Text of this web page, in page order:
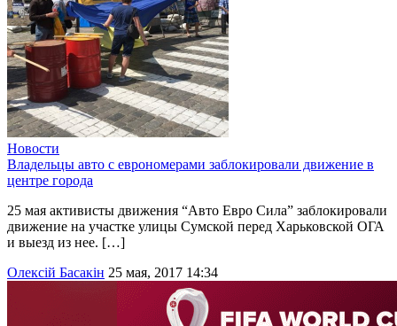
Новости
Владельцы авто с еврономерами заблокировали движение в
центре города
25 мая активисты движения “Авто Евро Сила” заблокировали
движение на участке улицы Сумской перед Харьковской ОГА
и выезд из нее. […]
Олексій Басакін 25 мая, 2017 14:34